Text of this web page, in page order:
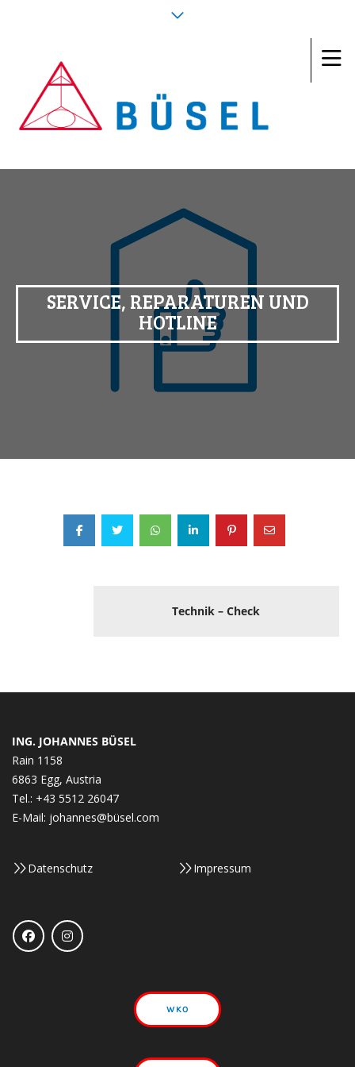
SERVICE, REPARATUREN UND
HOTLINE
Technik – Check
ING. JOHANNES BÜSEL
Rain 1158
6863 Egg, Austria
Tel.: +43 5512 26047
E-Mail: johannes@büsel.com
Datenschutz Impressum
WKO